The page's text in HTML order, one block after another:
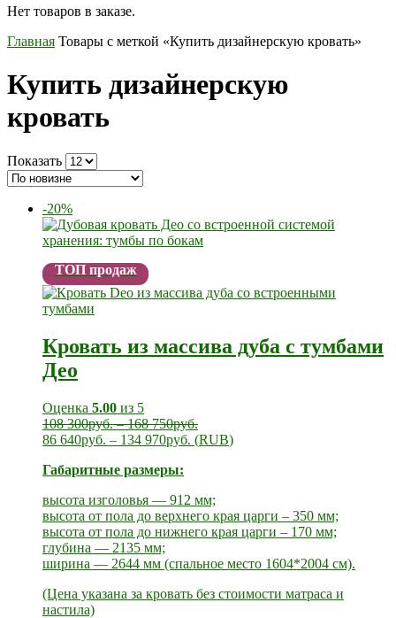
Нет товаров в заказе.
Главная Товары с меткой «Купить дизайнерскую кровать»
Купить дизайнерскую
кровать
Показать
-20%
ТОП продаж
Кровать из массива дуба с тумбами
Део
Оценка 5.00 из 5
108 300руб.–168 750руб.
86 640руб. – 134 970руб. (RUB)
Габаритные размеры:
высота изголовья — 912 мм;
высота от пола до верхнего края царги – 350 мм;
высота от пола до нижнего края царги – 170 мм;
глубина — 2135 мм;
ширина — 2644 мм (спальное место 1604*2004 см).
(Цена указана за кровать без стоимости матраса и
настила)